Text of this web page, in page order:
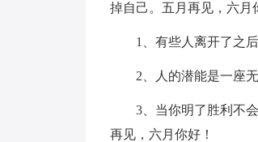
掉自己。五月再见，六月
1、有些人离开了之
2、人的潜能是一座
3、当你明了胜利不
再见，六月你好！